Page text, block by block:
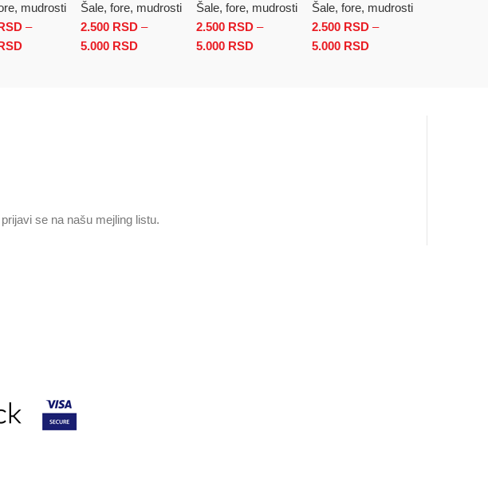
RSD
RSD do 5.000 RSD
mudrosti
–
Raspon cena: od 2.500 RSD do 5.000 RSD
Šale, fore, mudrosti
2.500 RSD –
5.000 RSD Raspon cena: od 2.500 RSD do 5.000 RSD
Šale, fore, mudrosti
2.500 RSD –
5.000 RSD Raspon cena: od 2.500 RSD do
Šale, fore, mudrosti
2.500 RSD –
5.000 RSD
se na našu mejling listu.